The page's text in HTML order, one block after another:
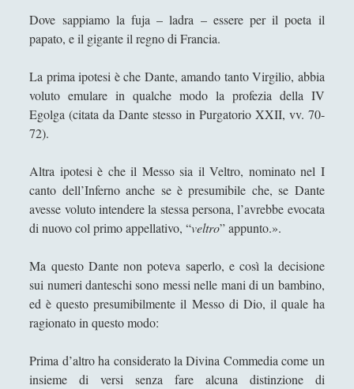
Rudy Gallerani
Salvatore Magra
Sergio Pampanini
Simone Di Massa
Stefano Bernini
Stefano Sabatini
Tullio Aebischer
Valeria Franco
Valerio Stagno
Dove sappiamo la fuja – ladra – essere per il poeta il
papato, e il gigante il regno di Francia.
La prima ipotesi è che Dante, amando tanto Virgilio, abbia
voluto emulare in qualche modo la profezia della IV
Egolga (citata da Dante stesso in Purgatorio XXII, vv. 70-
72).
Altra ipotesi è che il Messo sia il Veltro, nominato nel I
canto dell’Inferno anche se è presumibile che, se Dante
avesse voluto intendere la stessa persona, l’avrebbe evocata
di nuovo col primo appellativo, “veltro” appunto.».
Ma questo Dante non poteva saperlo, e così la decisione
sui numeri danteschi sono messi nelle mani di un bambino,
ed è questo presumibilmente il Messo di Dio, il quale ha
ragionato in questo modo:
Prima d’altro ha considerato la Divina Commedia come un
insieme di versi senza fare alcuna distinzione di